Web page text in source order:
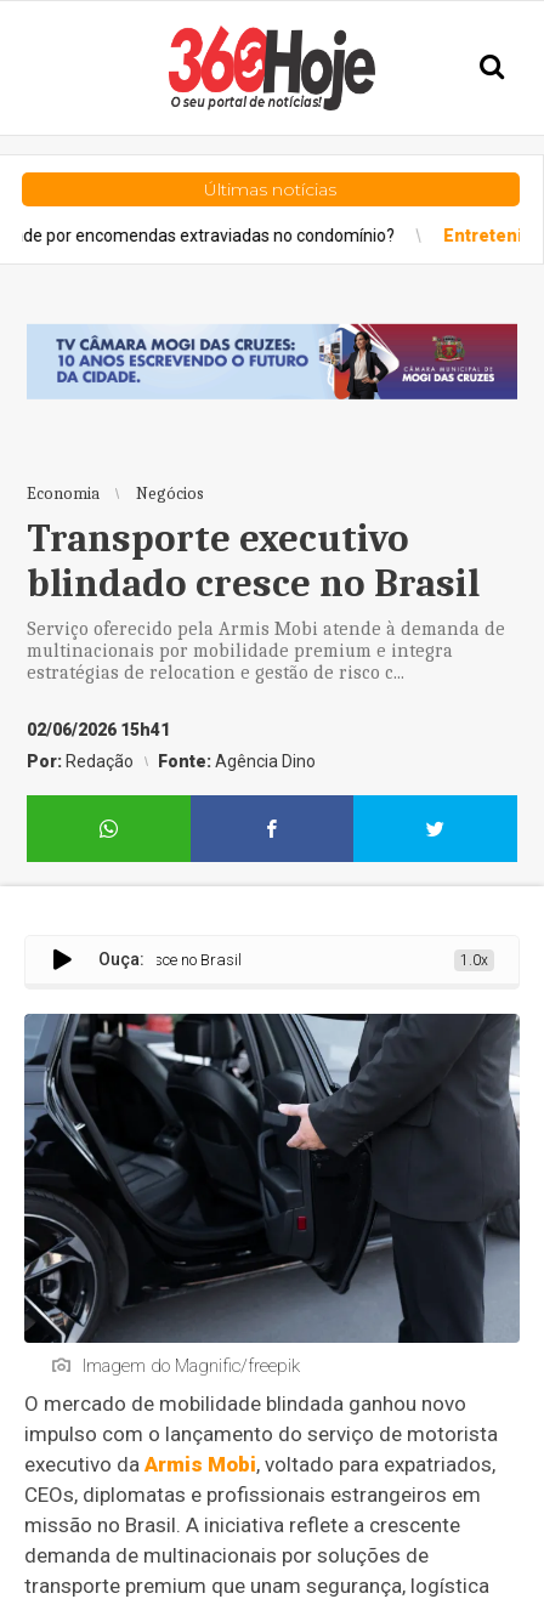
Últimas notícias
extraviadas no condomínio? Entretenimento Projeto
Economia Negócios
Transporte executivo
blindado cresce no Brasil
Serviço oferecido pela Armis Mobi atende à demanda de
multinacionais por mobilidade premium e integra
estratégias de relocation e gestão de risco c...
02/06/2026 15h41
Por: Redação Fonte:Agência Dino
Ouça:
blindado cresce no Brasil 1.0x
Imagem do Magnific/freepik
O mercado de mobilidade blindada ganhou novo
impulso com o lançamento do serviço de motorista
executivo daArmis Mobi, voltado para expatriados,
CEOs, diplomatas e profissionais estrangeiros em
missão no Brasil. A iniciativa reflete a crescente
demanda de multinacionais por soluções de
transporte premium que unam segurança, logística